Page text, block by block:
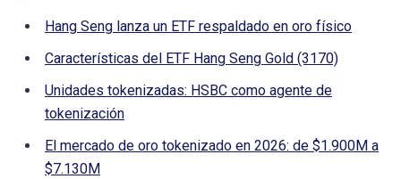
Hang Seng lanza un ETF respaldado en oro físico
Características del ETF Hang Seng Gold (3170)
Unidades tokenizadas: HSBC como agente de
tokenización
El mercado de oro tokenizado en 2026: de $1.900M a
$7.130M